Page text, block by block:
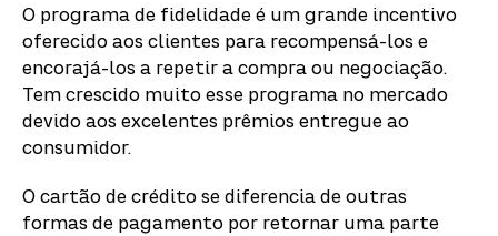
O programa de fidelidade é um grande incentivo
oferecido aos clientes para recompensá-los e
encorajá-los a repetir a compra ou negociação.
Tem crescido muito esse programa no mercado
devido aos excelentes prêmios entregue ao
consumidor.
O cartão de crédito se diferencia de outras
formas de pagamento por retornar uma parte